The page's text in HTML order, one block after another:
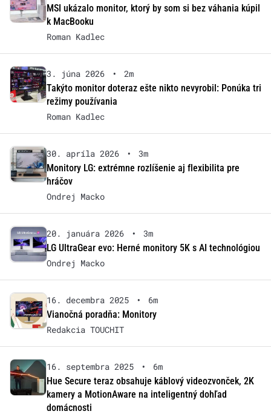
MSI ukázalo monitor, ktorý by som si bez váhania kúpil
k MacBooku
Roman Kadlec
3. júna 2026 •
2m
Takýto monitor doteraz ešte nikto nevyrobil: Ponúka tri
režimy používania
Roman Kadlec
30. apríla 2026 •
3m
Monitory LG: extrémne rozlíšenie aj flexibilita pre
hráčov
Ondrej Macko
20. januára 2026 •
3m
LG UltraGear evo: Herné monitory 5K s AI technológiou
Ondrej Macko
16. decembra 2025 •
6m
Vianočná poradňa: Monitory
Redakcia TOUCHIT
16. septembra 2025 •
6m
Hue Secure teraz obsahuje káblový videozvonček, 2K
kamery a MotionAware na inteligentný dohľad
domácnosti